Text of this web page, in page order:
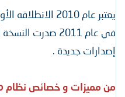
يعتبر عام 2010 الانطلاقه الأولى التجريبية لنظام
في عام 2011 صدرت النسخة الأولى
إصدارات جديدة .
من مميزات و خصائص نظام XenForo :